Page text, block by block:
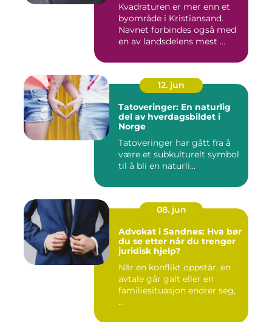
Kvadraturen er mer enn et
byområde i Kristiansand.
Navnet forbindes også med
en av landsdelens mest ...
12. jun
Tatoveringer: En naturlig
del av hverdagsbildet i
Norge
Tatoveringer har gått fra å
være et subkulturelt symbol
til å bli en naturli...
08. jun
Advokat i Sandnes: Hva bør
du se etter når du trenger
juridisk hjelp?
Når en konflikt oppstår, en
avtale går galt eller en
familiesituasjon endrer seg,
...